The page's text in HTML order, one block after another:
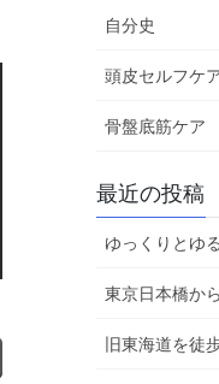
自分史
頭皮セルフケ
骨盤底筋ケア
最近の投稿
ゆっくりとゆ
東京日本橋か
旧東海道を徒